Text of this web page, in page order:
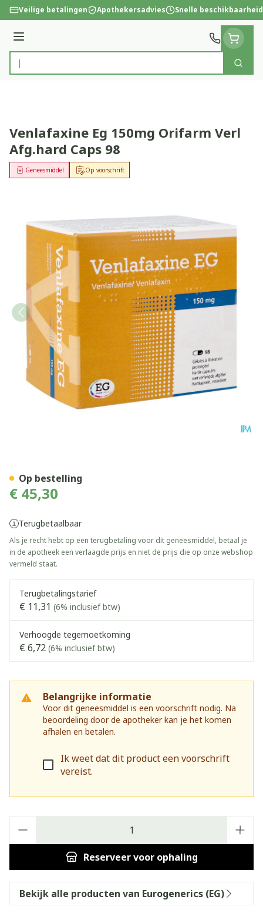
Ga naar de inhoud
Veilige betalingen Apothekersadvies Snelle beschikbaarheid
Menu
Product, merk, categorie...
Zoek
Venlafaxine Eg 150mg Orifarm Verl
Afg.hard Caps 98
Op voorschrift
Geneesmiddel
€ 45,30
Terugbetaalbaar
Als je recht hebt op een terugbetaling voor dit geneesmiddel, betaal je
in de apotheek een verlaagde prijs en niet de prijs die op onze webshop
vermeld staat.
Terugbetalingstarief
€ 11,31 (6% inclusief btw)
Verhoogde tegemoetkoming
€ 6,72 (6% inclusief btw)
Belangrijke informatie
Voor dit geneesmiddel is een voorschrift nodig. Na
beoordeling door de apotheker kan je het komen
afhalen en betalen.
Ik weet dat dit product een voorschrift
vereist.
Reserveervoor ophaling
Op bestelling
Bekijk alle producten van Eurogenerics (EG)